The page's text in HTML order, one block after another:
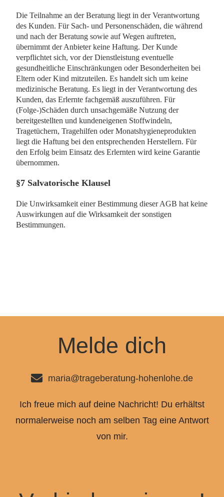
Die Teilnahme an der Beratung liegt in der Verantwortung
des Kunden. Für Sach- und Personenschäden, die während
und nach der Beratung sowie auf Wegen auftreten,
übernimmt der Anbieter keine Haftung. Der Kunde
verpflichtet sich, vor der Dienstleistung eventuelle
gesundheitliche Einschränkungen oder Besonderheiten bei
Eltern oder Kind mitzuteilen. Es handelt sich um keine
medizinische Beratung. Es liegt in der Verantwortung des
Kunden, das Erlernte fachgemäß auszuführen. Für
(Folge-)Schäden durch unsachgemäße Nutzung der
bereitgestellten und kundeneigenen Stoffwindeln,
Tragetüchern, Tragehilfen oder Monatshygieneprodukten
liegt die Haftung bei den entsprechenden Herstellern. Für
den Erfolg beim Einsatz des Erlernten wird keine Garantie
übernommen.
§7 Salvatorische Klausel
Die Unwirksamkeit einer Bestimmung dieser AGB hat keine
Auswirkungen auf die Wirksamkeit der sonstigen
Bestimmungen.
Melde dich
maria@trageberatung-hohenlohe.de
Ich freue mich auf deine Nachricht! Du erhältst
normalerweise noch am selben Tag eine Antwort
von mir.